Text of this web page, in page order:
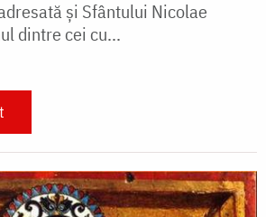
și Sfântului Nicolae
dintre cei cu...